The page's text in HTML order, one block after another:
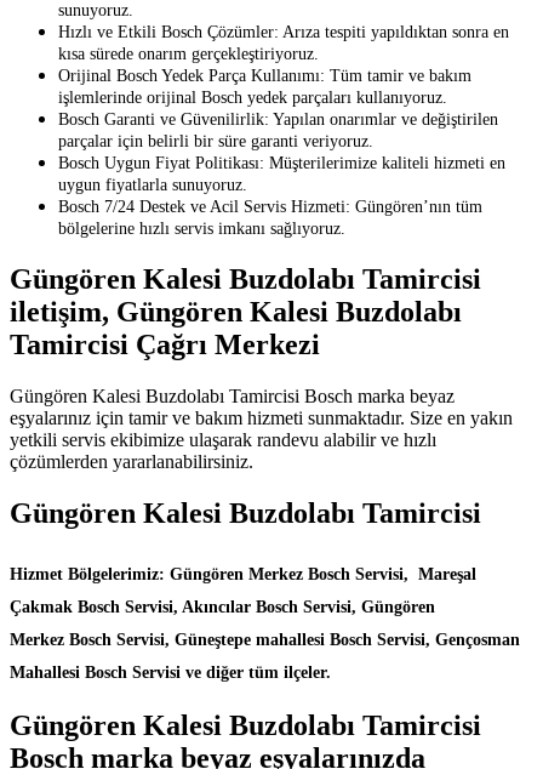
sunuyoruz.
Hızlı ve Etkili Bosch Çözümler: Arıza tespiti yapıldıktan sonra en
kısa sürede onarım gerçekleştiriyoruz.
Orijinal Bosch Yedek Parça Kullanımı: Tüm tamir ve bakım
işlemlerinde orijinal Bosch yedek parçaları kullanıyoruz.
Bosch Garanti ve Güvenilirlik: Yapılan onarımlar ve değiştirilen
parçalar için belirli bir süre garanti veriyoruz.
Bosch Uygun Fiyat Politikası: Müşterilerimize kaliteli hizmeti en
uygun fiyatlarla sunuyoruz.
Bosch 7/24 Destek ve Acil Servis Hizmeti: Güngören’nın tüm
bölgelerine hızlı servis imkanı sağlıyoruz.
Güngören Kalesi Buzdolabı Tamircisi
iletişim, Güngören Kalesi Buzdolabı
Tamircisi Çağrı Merkezi
Güngören Kalesi Buzdolabı Tamircisi Bosch marka beyaz
eşyalarınız için tamir ve bakım hizmeti sunmaktadır. Size en yakın
yetkili servis ekibimize ulaşarak randevu alabilir ve hızlı
çözümlerden yararlanabilirsiniz.
Güngören Kalesi Buzdolabı Tamircisi
Hizmet Bölgelerimiz: Güngören Merkez Bosch Servisi, Mareşal
Çakmak Bosch Servisi, Akıncılar Bosch Servisi, Güngören
Merkez Bosch Servisi, Güneştepe mahallesi Bosch Servisi, Gençosman
Mahallesi Bosch Servisi ve diğer tüm ilçeler.
Güngören Kalesi Buzdolabı Tamircisi
Bosch marka beyaz eşyalarınızda